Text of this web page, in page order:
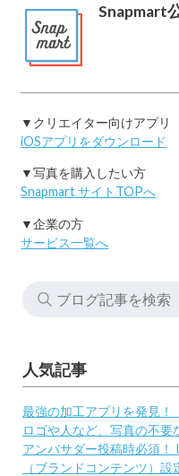
Snapmart
▼クリエイター向けアプリ
iOSアプリをダウンロード
▼写真を購入したい方
Snapmart サイトTOPへ
▼企業の方
サービス一覧へ
人気記事
最強の加工アプリを発見！
ロゴや人など、写真の不
アンバサダー投稿時必須
（ブランドコンテンツ）設